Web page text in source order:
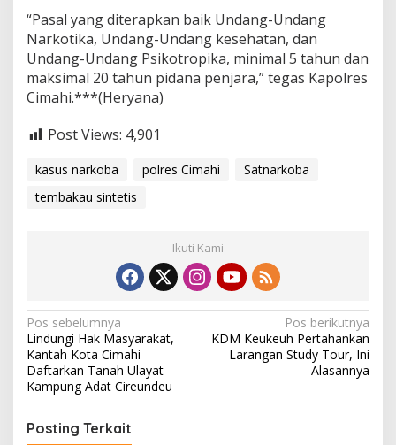
“Pasal yang diterapkan baik Undang-Undang
Narkotika, Undang-Undang kesehatan, dan
Undang-Undang Psikotropika, minimal 5 tahun dan
maksimal 20 tahun pidana penjara,” tegas Kapolres
Cimahi.***(Heryana)
Post Views: 4,901
kasus narkoba polres Cimahi
Satnarkoba
tembakau sintetis
Ikuti Kami
N
a
v
g
Pos sebelumnya
Lindungi Hak Masyarakat,
Kantah Kota Cimahi
Daftarkan Tanah Ulayat
Kampung Adat Cireundeu
Pos berikutnya
KDM Keukeuh Pertahankan
Larangan Study Tour, Ini
Alasannya
Posting Terkait